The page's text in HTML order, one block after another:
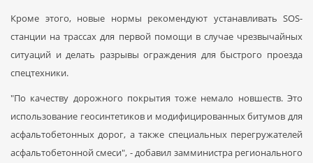
Кроме этого, новые нормы рекомендуют устанавливать SOS-
станции на трассах для первой помощи в случае чрезвычайных
ситуаций и делать разрывы ограждения для быстрого проезда
спецтехники.
"По качеству дорожного покрытия тоже немало новшеств. Это
использование геосинтетиков и модифицированных битумов для
асфальтобетонных дорог, а также специальных перегружателей
асфальтобетонной смеси", - добавил замминистра регионального